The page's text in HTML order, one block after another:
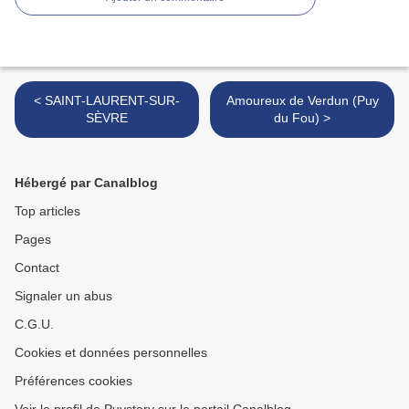
< SAINT-LAURENT-SUR-
SÈVRE
Amoureux de Verdun (Puy
du Fou) >
Hébergé par Canalblog
Top articles
Pages
Contact
Signaler un abus
C.G.U.
Cookies et données personnelles
Préférences cookies